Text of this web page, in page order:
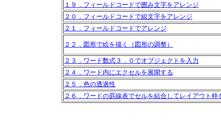
１９．フィールドコードで囲み文字をアレンジ
２０．フィールドコードで組文字をアレンジ
２１．フィールドコードでアレンジ
２２．図形で絵を描く（図形の調整）
２３．ワード数式３．０でオブジェクトを入力
２４．ワード内にエクセルを展開する
２５．色の透過性
２６．ワードの罫線表でセルを結合してレイアウト枠